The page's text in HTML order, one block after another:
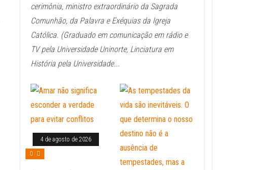
cerimônia, ministro extraordinário da Sagrada
Comunhão, da Palavra e Exéquias da Igreja
Católica. (Graduado em comunicação em rádio e
TV pela Universidade Uninorte, Linciatura em
História pela Universidade...
4 de agosto de 2026
0